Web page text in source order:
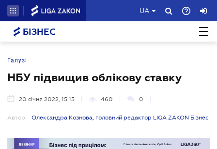
UA
БІЗНЕС
Галузі
НБУ підвищив облікову ставку
20 січня 2022, 15:15 460 0
Автор: Олександра Кознова, головний редактор LIGA ZAKON Бізнес